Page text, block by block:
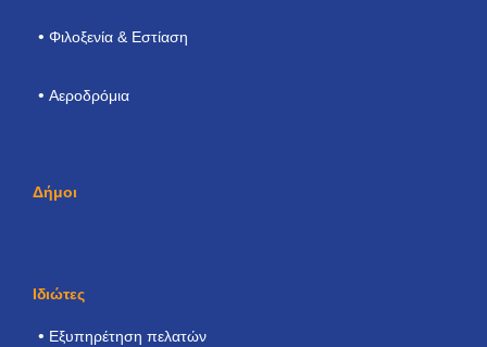
Φιλοξενία & Εστίαση
Αεροδρόμια
Δήμοι
Ιδιώτες
Εξυπηρέτηση πελατών